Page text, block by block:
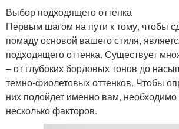
Выбор подходящего оттенка
Первым шагом на пути к тому, чтобы
помаду основой вашего стиля,
подходящего оттенка. Существует
– от глубоких бордовых тонов до
темно-фиолетовых оттенков. Чтобы
них подойдет именно вам, необходимо
несколько факторов.